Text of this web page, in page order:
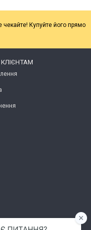
чекайте! Купуйте його прямо
КЛІЄНТАМ